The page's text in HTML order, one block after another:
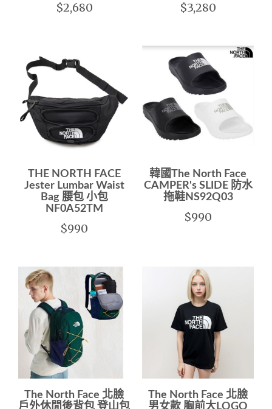
$2,680 $3,280
THE NORTH FACE
Jester Lumbar Waist
Bag 腰包 小包
NF0A52TM
$990
韓國The North Face
CAMPER's SLIDE 防水
拖鞋NS92Q03
$990
The North Face 北臉
戶外休閒後背包 登山包
The North Face 北臉
男女款 胸前大LOGO